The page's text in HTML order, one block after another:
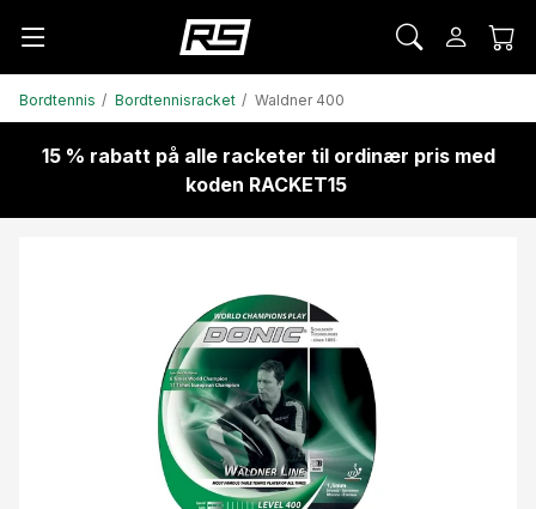
Bordtennis Bordtennisracket Waldner 400
15 % rabatt på alle racketer til ordinær pris med
koden RACKET15